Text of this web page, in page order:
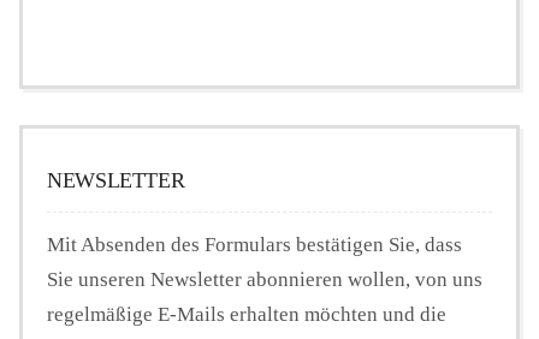
NEWSLETTER
Mit Absenden des Formulars bestätigen Sie, dass
Sie unseren Newsletter abonnieren wollen, von uns
regelmäßige E-Mails erhalten möchten und die